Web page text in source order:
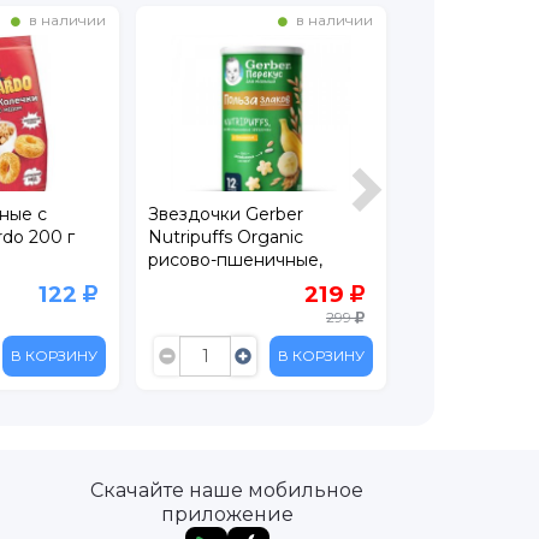
в наличии
с
200 г
122
В КОРЗИНУ
в наличии
Звездочки Gerber
Nutripuffs Organic
рисово-пшеничные,
219
299
В КОРЗИНУ
Скачайте наше мобильное
приложение